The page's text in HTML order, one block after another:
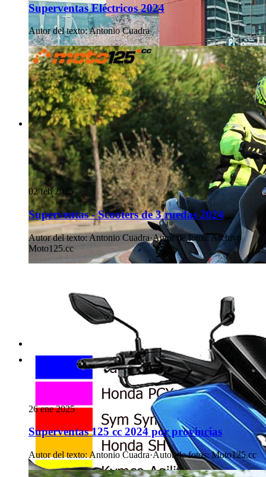
Superventas Eléctricos 2024
Autor del texto:Antonio Cuadra
02 feb 2025
Superventas - Scooters de 3 ruedas 2024
Autor del texto:Antonio Cuadra·Autor de fotos:Archivo
Moto125.cc
26 ene 2025
Superventas 125 cc 2024 por provincias
Autor del texto:Antonio Cuadra·Autor de fotos: Moto125.cc